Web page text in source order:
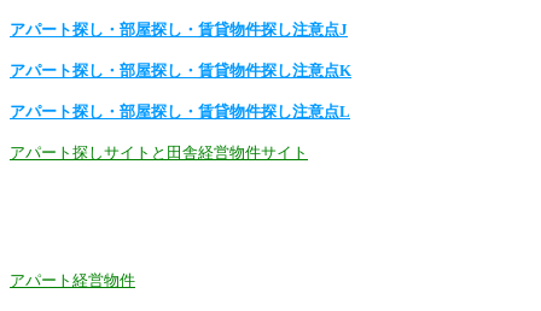
アパート探し・部屋探し・賃貸物件探し注意点J
アパート探し・部屋探し・賃貸物件探し注意点K
アパート探し・部屋探し・賃貸物件探し注意点L
アパート探しサイトと田舎経営物件サイト
アパート経営物件